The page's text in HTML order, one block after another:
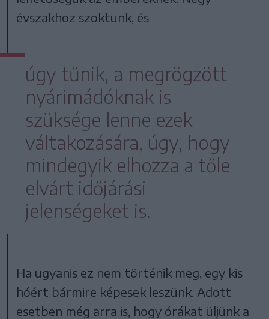
évszakhoz szoktunk, és
úgy tűnik, a megrögzött
nyárimádóknak is
szüksége lenne ezek
váltakozására, úgy, hogy
mindegyik elhozza a tőle
elvárt időjárási
jelenségeket is.
Ha ugyanis ez nem történik meg, egy kis
hóért bármire képesek leszünk. Adott
esetben még arra is, hogy órákat üljünk a